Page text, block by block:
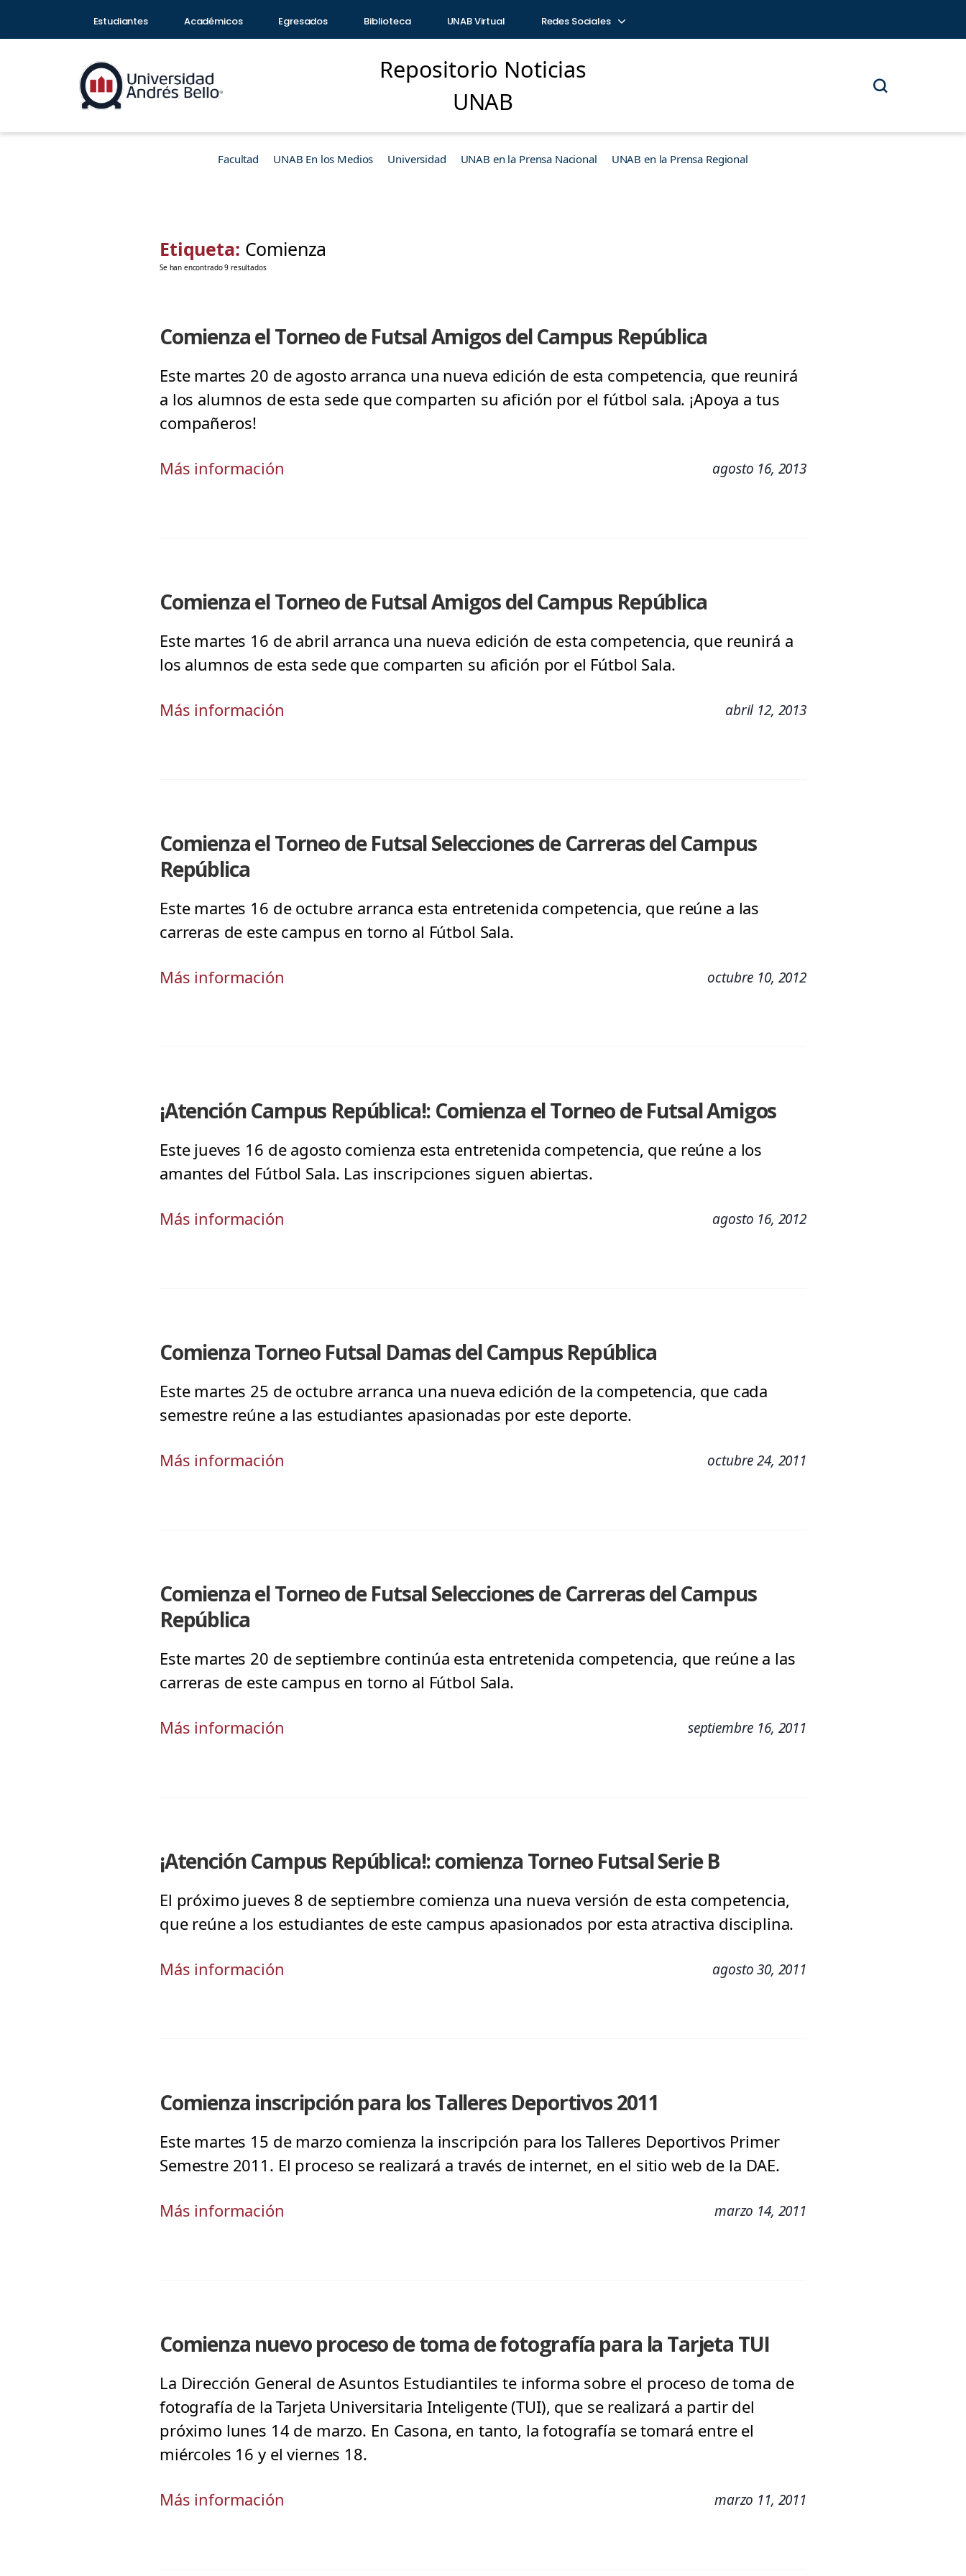
Estudiantes Académicos Egresados Biblioteca UNAB Virtual Redes Sociales
Repositorio Noticias
UNAB
Facultad UNAB En los Medios Universidad UNAB en la Prensa Nacional UNAB en la Prensa Regional
Etiqueta: Comienza
Se han encontrado 9 resultados
Comienza el Torneo de Futsal Amigos del Campus República
Este martes 20 de agosto arranca una nueva edición de esta competencia, que reunirá
a los alumnos de esta sede que comparten su afición por el fútbol sala. ¡Apoya a tus
compañeros!
Más información agosto 16, 2013
Comienza el Torneo de Futsal Amigos del Campus República
Este martes 16 de abril arranca una nueva edición de esta competencia, que reunirá a
los alumnos de esta sede que comparten su afición por el Fútbol Sala.
Más información abril 12, 2013
Comienza el Torneo de Futsal Selecciones de Carreras del Campus
República
Este martes 16 de octubre arranca esta entretenida competencia, que reúne a las
carreras de este campus en torno al Fútbol Sala.
Más información octubre 10, 2012
¡Atención Campus República!: Comienza el Torneo de Futsal Amigos
Este jueves 16 de agosto comienza esta entretenida competencia, que reúne a los
amantes del Fútbol Sala. Las inscripciones siguen abiertas.
Más información agosto 16, 2012
Comienza Torneo Futsal Damas del Campus República
Este martes 25 de octubre arranca una nueva edición de la competencia, que cada
semestre reúne a las estudiantes apasionadas por este deporte.
Más información octubre 24, 2011
Comienza el Torneo de Futsal Selecciones de Carreras del Campus
República
Este martes 20 de septiembre continúa esta entretenida competencia, que reúne a las
carreras de este campus en torno al Fútbol Sala.
Más información septiembre 16, 2011
¡Atención Campus República!: comienza Torneo Futsal Serie B
El próximo jueves 8 de septiembre comienza una nueva versión de esta competencia,
que reúne a los estudiantes de este campus apasionados por esta atractiva disciplina.
Más información agosto 30, 2011
Comienza inscripción para los Talleres Deportivos 2011
Este martes 15 de marzo comienza la inscripción para los Talleres Deportivos Primer
Semestre 2011. El proceso se realizará a través de internet, en el sitio web de la DAE.
Más información marzo 14, 2011
Comienza nuevo proceso de toma de fotografía para la Tarjeta TUI
La Dirección General de Asuntos Estudiantiles te informa sobre el proceso de toma de
fotografía de la Tarjeta Universitaria Inteligente (TUI), que se realizará a partir del
próximo lunes 14 de marzo. En Casona, en tanto, la fotografía se tomará entre el
miércoles 16 y el viernes 18.
Más información marzo 11, 2011